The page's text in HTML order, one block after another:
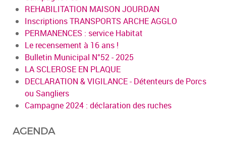
REHABILITATION MAISON JOURDAN
Inscriptions TRANSPORTS ARCHE AGGLO
PERMANENCES : service Habitat
Le recensement à 16 ans !
Bulletin Municipal N°52 - 2025
LA SCLEROSE EN PLAQUE
DECLARATION & VIGILANCE - Détenteurs de Porcs
ou Sangliers
Campagne 2024 : déclaration des ruches
AGENDA